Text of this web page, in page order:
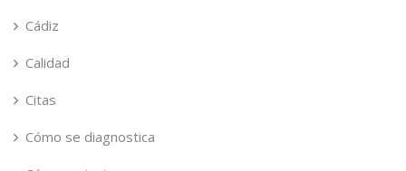
Cádiz
Calidad
Citas
Cómo se diagnostica